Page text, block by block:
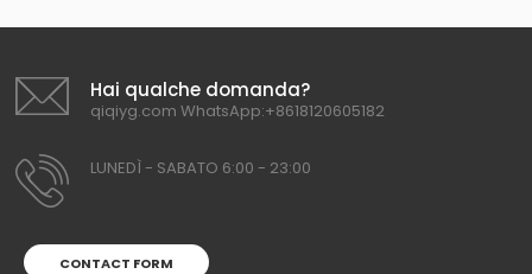
Hai qualche domanda?
qiqiyg.com WhatsApp:+8618120605182
LUNEDÌ - SABATO 6:00 - 23:00
CONTACT FORM